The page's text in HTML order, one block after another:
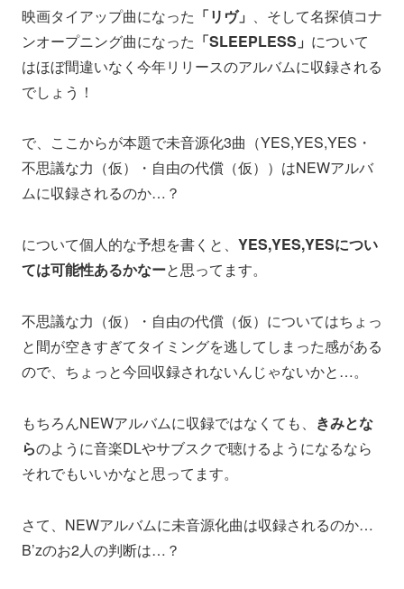
映画タイアップ曲になった 「リヴ」 、そして名探偵コナ
ンオープニング曲になった 「SLEEPLESS」 について
はほぼ間違いなく今年リリースのアルバムに収録される
でしょう！
で、ここからが本題で未音源化3曲（YES,YES,YES・
不思議な力（仮）・自由の代償（仮））はNEWアルバ
ムに収録されるのか…？
について個人的な予想を書くと、 YES,YES,YESについ
ては可能性あるかなーと思ってます。
不思議な力（仮）・自由の代償（仮）についてはちょっ
と間が空きすぎてタイミングを逃してしまった感がある
ので、ちょっと今回収録されないんじゃないかと…。
もちろんNEWアルバムに収録ではなくても、 きみとな
らのように音楽DLやサブスクで聴けるようになるなら
それでもいいかなと思ってます。
さて、NEWアルバムに未音源化曲は収録されるのか…
B’zのお2人の判断は…？